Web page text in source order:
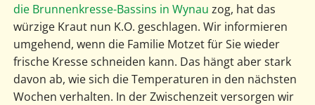
die Brunnenkresse-Bassins in Wynau zog, hat das
würzige Kraut nun K.O. geschlagen. Wir informieren
umgehend, wenn die Familie Motzet für Sie wieder
frische Kresse schneiden kann. Das hängt aber stark
davon ab, wie sich die Temperaturen in den nächsten
Wochen verhalten. In der Zwischenzeit versorgen wir